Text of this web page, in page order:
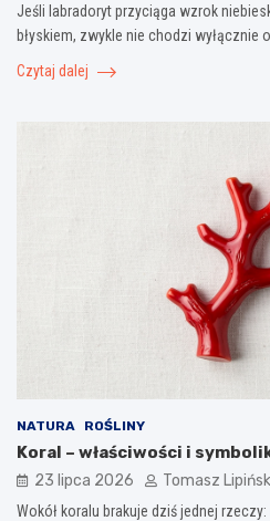
Jeśli labradoryt przyciąga wzrok
błyskiem, zwykle nie chodzi wyłącznie o
Czytaj dalej
NATURA ROŚLINY
Koral – właściwości i
23 lipca 2026 Tomasz
Wokół koralu brakuje dziś jednej